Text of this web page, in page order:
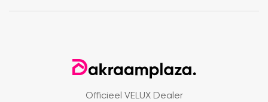
Officieel VELUX Dealer